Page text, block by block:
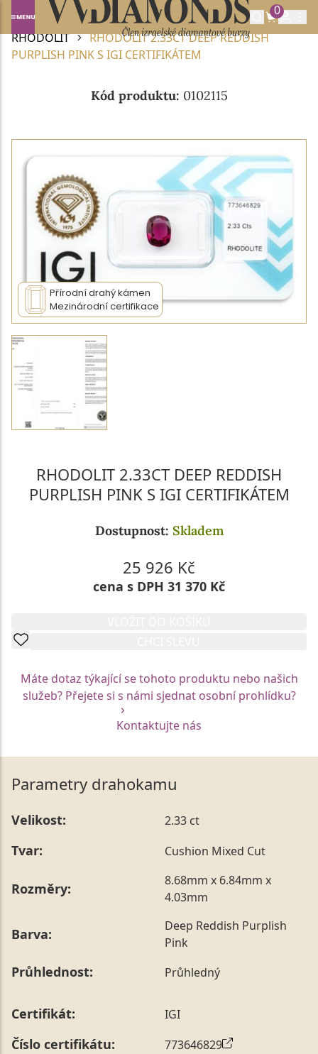
0
Domů
DRAHOKAMY A POLODRAHOKAMY
RHODOLIT
RHODOLIT 2.33CT DEEP REDDISH
PURPLISH PINK S IGI CERTIFIKÁTEM
Kód produktu: 0102115
Přírodní drahý kámen
Mezinárodní certifikace
RHODOLIT 2.33CT DEEP REDDISH
PURPLISH PINK S IGI CERTIFIKÁTEM
Dostupnost: Skladem
25 926 Kč
cena s DPH 31 370 Kč
Máte dotaz týkající se tohoto produktu nebo našich
služeb? Přejete si s námi sjednat osobní prohlídku?
Kontaktujte nás
Parametry drahokamu
Velikost: 2.33 ct
Tvar: Cushion Mixed Cut
Rozměry:
8.68mm x 6.84mm x
4.03mm
Barva:
Deep Reddish Purplish
Pink
Průhlednost: Průhledný
Certifikát: IGI
Číslo certifikátu: 773646829